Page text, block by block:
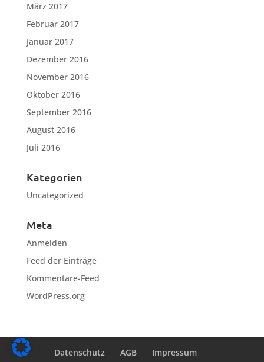
März 2017
Februar 2017
Januar 2017
Dezember 2016
November 2016
Oktober 2016
September 2016
August 2016
Juli 2016
Kategorien
Uncategorized
Meta
Anmelden
Feed der Einträge
Kommentare-Feed
WordPress.org
Datenschutz AGB Impressum